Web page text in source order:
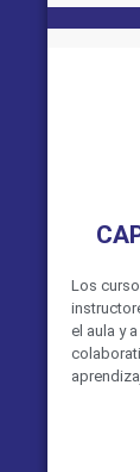
Los
el aula y